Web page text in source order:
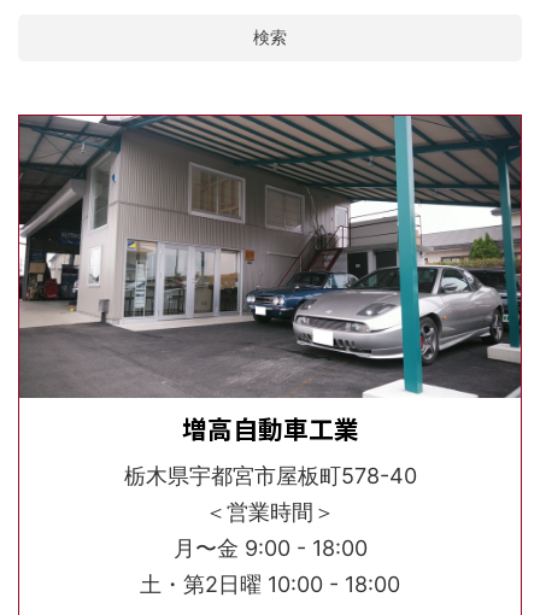
検索
増高自動車工業
栃木県宇都宮市屋板町578-40
＜営業時間＞
月〜金 9:00 - 18:00
土・第2日曜 10:00 - 18:00